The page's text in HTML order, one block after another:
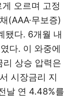
오르며 고정
(AAA·무보증)
됐다. 6개월 내
다. 이 와중에
리 상승 압력은
시장금리 지
날 연 4.48%를